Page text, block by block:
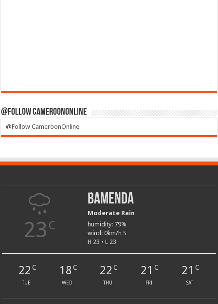
@Follow CameroonOnline
@Follow CameroonOnline
23 C
Bamenda
Moderate Rain
humidity: 79%
wind: 0km/h S
H 23 • L 23
22 C
TUE
18 C
WED
22 C
THU
21 C
FRI
21 C
SAT